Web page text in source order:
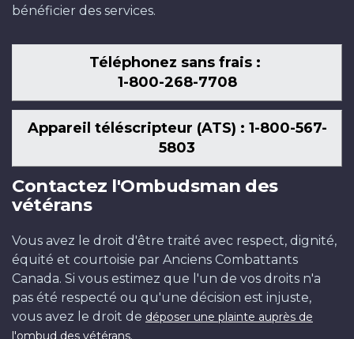
bénéficier des services.
Téléphonez sans frais :
1-800-268-7708
Appareil téléscripteur (ATS) : 1-800-567-
5803
Contactez l'Ombudsman des
vétérans
Vous avez le droit d'être traité avec respect, dignité,
équité et courtoisie par Anciens Combattants
Canada. Si vous estimez que l'un de vos droits n'a
pas été respecté ou qu'une décision est injuste,
vous avez le droit de déposer une plainte auprès de
l'ombud des vétérans.